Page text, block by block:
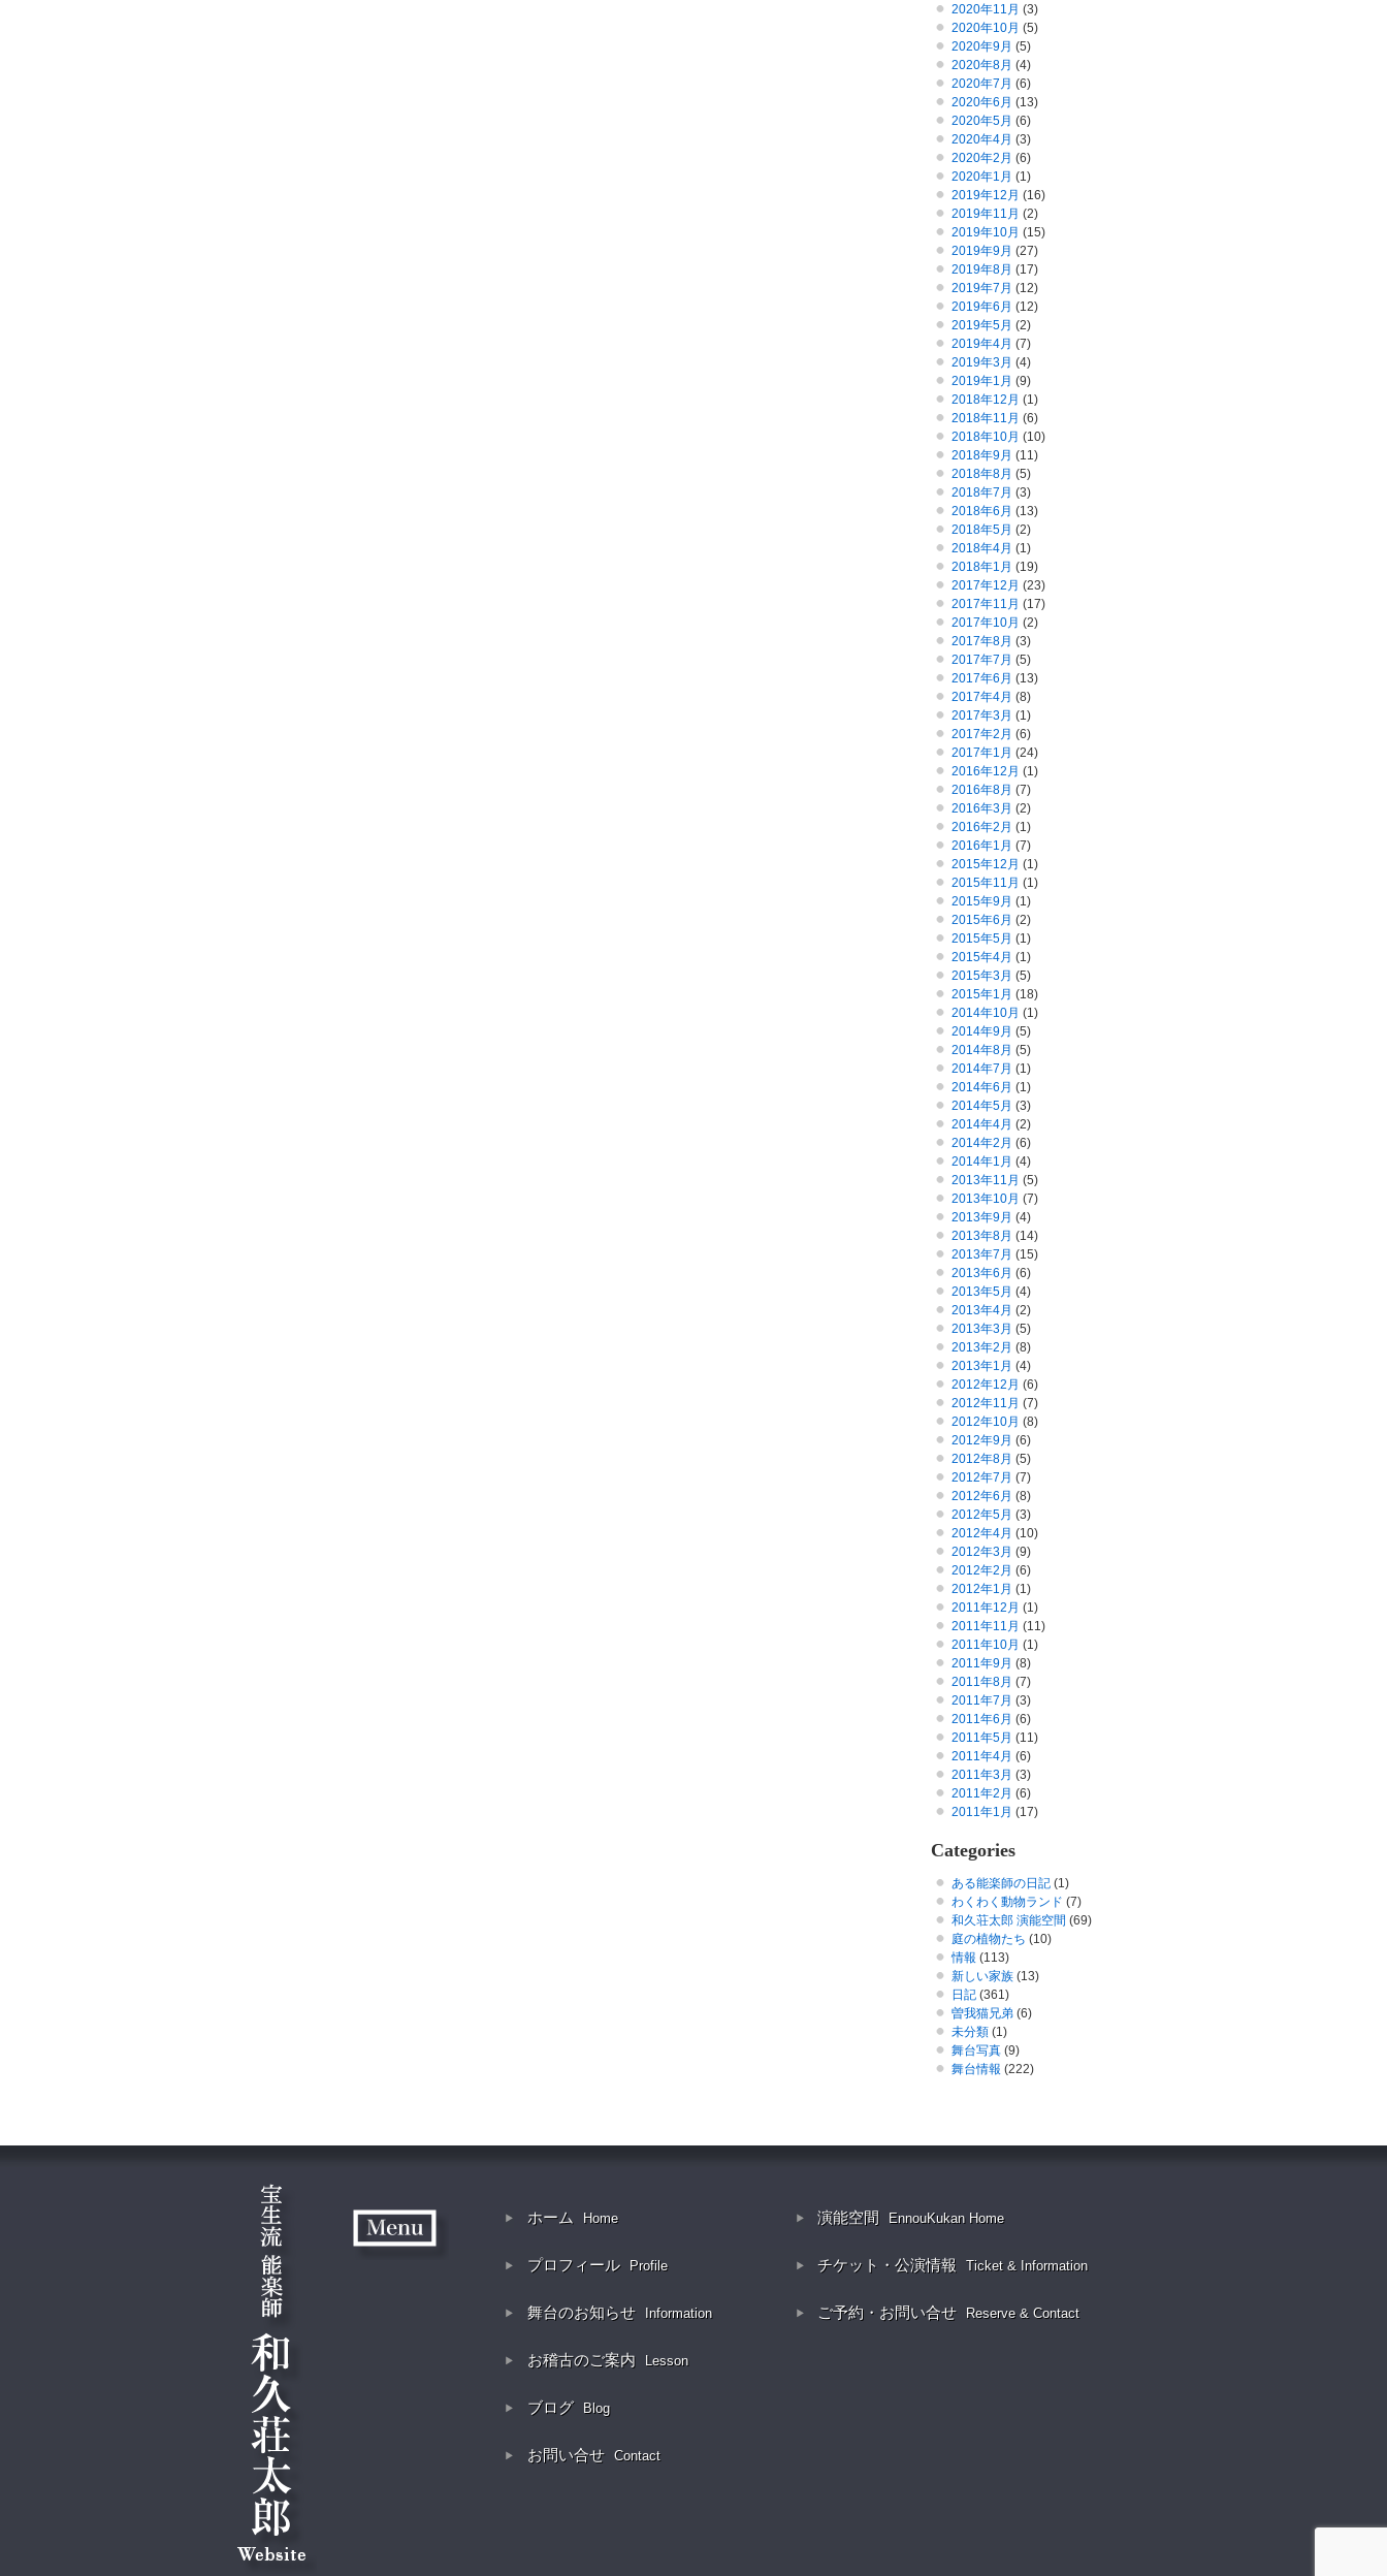
2020年11月 (3)
2020年10月 (5)
2020年9月 (5)
2020年8月 (4)
2020年7月 (6)
2020年6月 (13)
2020年5月 (6)
2020年4月 (3)
2020年2月 (6)
2020年1月 (1)
2019年12月 (16)
2019年11月 (2)
2019年10月 (15)
2019年9月 (27)
2019年8月 (17)
2019年7月 (12)
2019年6月 (12)
2019年5月 (2)
2019年4月 (7)
2019年3月 (4)
2019年1月 (9)
2018年12月 (1)
2018年11月 (6)
2018年10月 (10)
2018年9月 (11)
2018年8月 (5)
2018年7月 (3)
2018年6月 (13)
2018年5月 (2)
2018年4月 (1)
2018年1月 (19)
2017年12月 (23)
2017年11月 (17)
2017年10月 (2)
2017年8月 (3)
2017年7月 (5)
2017年6月 (13)
2017年4月 (8)
2017年3月 (1)
2017年2月 (6)
2017年1月 (24)
2016年12月 (1)
2016年8月 (7)
2016年3月 (2)
2016年2月 (1)
2016年1月 (7)
2015年12月 (1)
2015年11月 (1)
2015年9月 (1)
2015年6月 (2)
2015年5月 (1)
2015年4月 (1)
2015年3月 (5)
2015年1月 (18)
2014年10月 (1)
2014年9月 (5)
2014年8月 (5)
2014年7月 (1)
2014年6月 (1)
2014年5月 (3)
2014年4月 (2)
2014年2月 (6)
2014年1月 (4)
2013年11月 (5)
2013年10月 (7)
2013年9月 (4)
2013年8月 (14)
2013年7月 (15)
2013年6月 (6)
2013年5月 (4)
2013年4月 (2)
2013年3月 (5)
2013年2月 (8)
2013年1月 (4)
2012年12月 (6)
2012年11月 (7)
2012年10月 (8)
2012年9月 (6)
2012年8月 (5)
2012年7月 (7)
2012年6月 (8)
2012年5月 (3)
2012年4月 (10)
2012年3月 (9)
2012年2月 (6)
2012年1月 (1)
2011年12月 (1)
2011年11月 (11)
2011年10月 (1)
2011年9月 (8)
2011年8月 (7)
2011年7月 (3)
2011年6月 (6)
2011年5月 (11)
2011年4月 (6)
2011年3月 (3)
2011年2月 (6)
2011年1月 (17)
Categories
ある能楽師の日記 (1)
わくわく動物ランド (7)
和久荘太郎 演能空間 (69)
庭の植物たち (10)
情報 (113)
新しい家族 (13)
日記 (361)
曽我猫兄弟 (6)
未分類 (1)
舞台写真 (9)
舞台情報 (222)
ホーム Home
プロフィール Profile
舞台のお知らせ Information
お稽古のご案内 Lesson
ブログ Blog
お問い合せ Contact
演能空間 EnnouKukan Home
チケット・公演情報 Ticket & Information
ご予約・お問い合せ Reserve & Contact